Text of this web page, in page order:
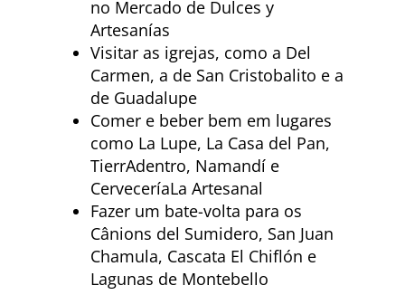
no Mercado de Dulces y
Artesanías
Visitar as igrejas, como a Del
Carmen, a de San Cristobalito e a
de Guadalupe
Comer e beber bem em lugares
como La Lupe, La Casa del Pan,
TierrAdentro, Namandí e
CerveceríaLa Artesanal
Fazer um bate-volta para os
Cânions del Sumidero, San Juan
Chamula, Cascata El Chiflón e
Lagunas de Montebello